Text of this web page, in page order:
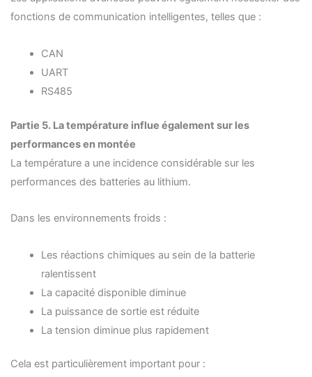
fonctions de communication intelligentes, telles que :
CAN
UART
RS485
Partie 5. La température influe également sur les
performances en montée
La température a une incidence considérable sur les
performances des batteries au lithium.
Dans les environnements froids :
Les réactions chimiques au sein de la batterie
ralentissent
La capacité disponible diminue
La puissance de sortie est réduite
La tension diminue plus rapidement
Cela est particulièrement important pour :